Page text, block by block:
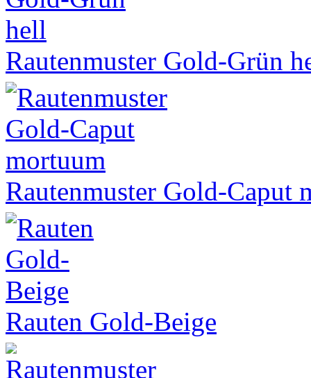
Rautenmuster Gold-Grün
Rautenmuster Gold-Caput
Rauten Gold-Beige